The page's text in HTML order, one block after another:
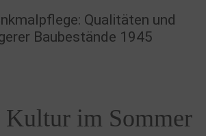
Qualitäten und
Baubestände 1945
Kultur im Sommer